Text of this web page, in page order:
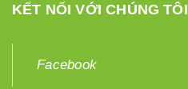
KẾT NỐI VỚI CHÚNG TÔI
Facebook